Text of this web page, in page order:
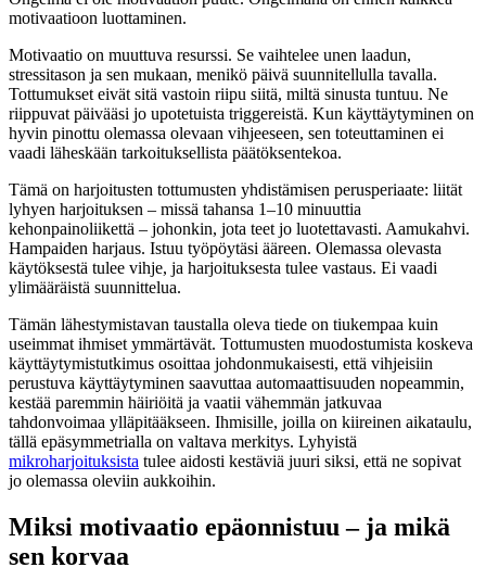
motivaatioon luottaminen.
Motivaatio on muuttuva resurssi. Se vaihtelee unen laadun,
stressitason ja sen mukaan, menikö päivä suunnitellulla tavalla.
Tottumukset eivät sitä vastoin riipu siitä, miltä sinusta tuntuu. Ne
riippuvat päivääsi jo upotetuista triggereistä. Kun käyttäytyminen on
hyvin pinottu olemassa olevaan vihjeeseen, sen toteuttaminen ei
vaadi läheskään tarkoituksellista päätöksentekoa.
Tämä on harjoitusten tottumusten yhdistämisen perusperiaate: liität
lyhyen harjoituksen – missä tahansa 1–10 minuuttia
kehonpainoliikettä – johonkin, jota teet jo luotettavasti. Aamukahvi.
Hampaiden harjaus. Istuu työpöytäsi ääreen. Olemassa olevasta
käytöksestä tulee vihje, ja harjoituksesta tulee vastaus. Ei vaadi
ylimääräistä suunnittelua.
Tämän lähestymistavan taustalla oleva tiede on tiukempaa kuin
useimmat ihmiset ymmärtävät. Tottumusten muodostumista koskeva
käyttäytymistutkimus osoittaa johdonmukaisesti, että vihjeisiin
perustuva käyttäytyminen saavuttaa automaattisuuden nopeammin,
kestää paremmin häiriöitä ja vaatii vähemmän jatkuvaa
tahdonvoimaa ylläpitääkseen. Ihmisille, joilla on kiireinen aikataulu,
tällä epäsymmetrialla on valtava merkitys. Lyhyistä
mikroharjoituksista tulee aidosti kestäviä juuri siksi, että ne sopivat
jo olemassa oleviin aukkoihin.
Miksi motivaatio epäonnistuu – ja mikä
sen korvaa